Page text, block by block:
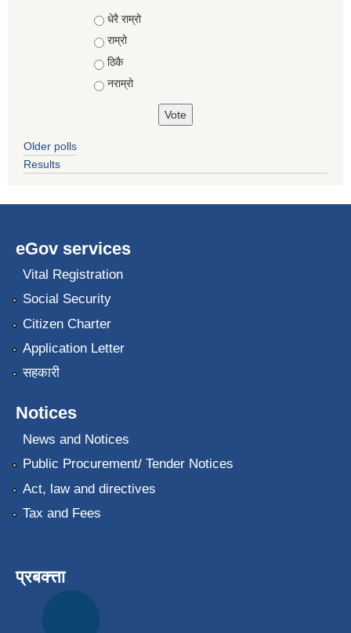
Choices
धेरै राम्रो
राम्रो
ठिकै
नराम्रो
Older polls
Results
eGov services
Vital Registration
Social Security
Citizen Charter
Application Letter
सहकारी
Notices
News and Notices
Public Procurement/ Tender Notices
Act, law and directives
Tax and Fees
प्रबक्त्ता